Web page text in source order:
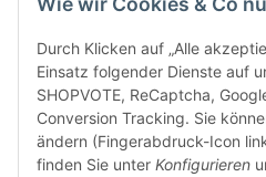
Durch Klicken auf „Alle
Einsatz folgender Dienste auf
SHOPVOTE, ReCaptcha,
Conversion Tracking. Sie
ändern (Fingerabdruck-Icon
finden Sie unter Konfigurieren